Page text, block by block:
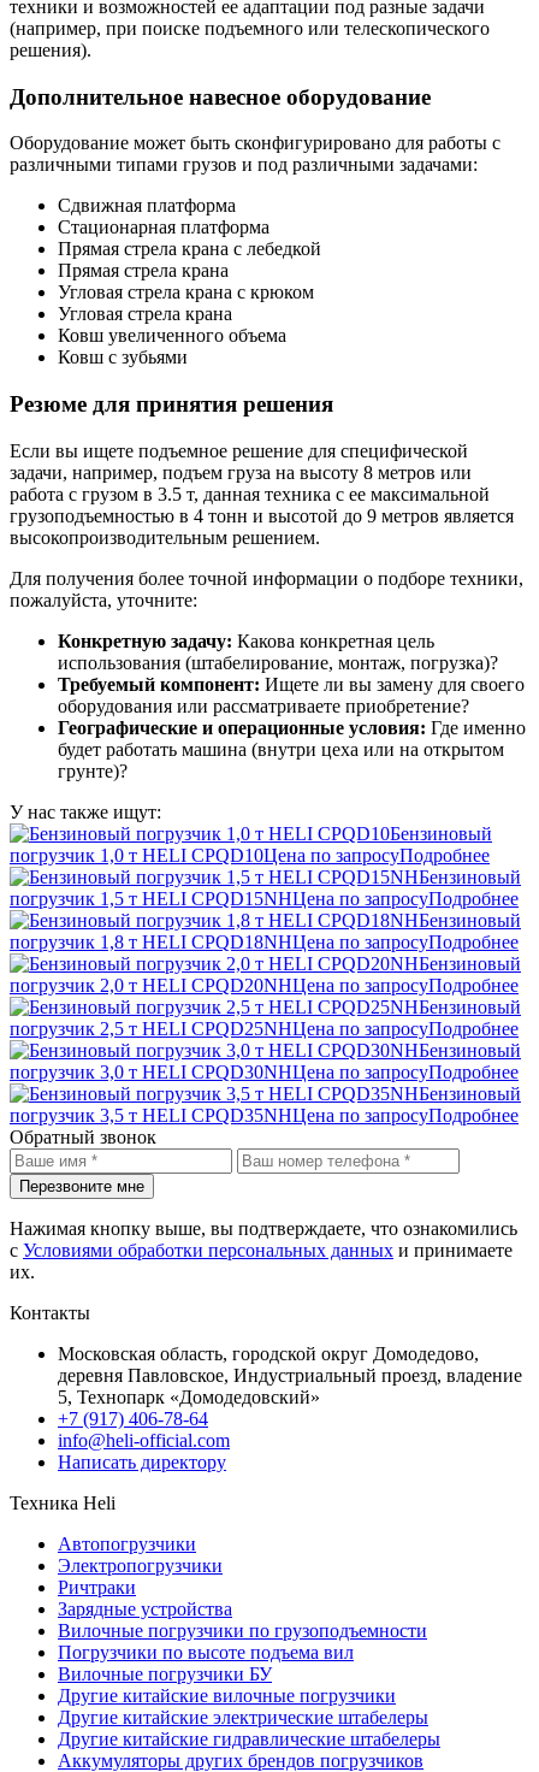
техники и возможностей ее адаптации под разные задачи
(например, при поиске подъемного или телескопического
решения).
Дополнительное навесное оборудование
Оборудование может быть сконфигурировано для работы с
различными типами грузов и под различными задачами:
Сдвижная платформа
Стационарная платформа
Прямая стрела крана с лебедкой
Прямая стрела крана
Угловая стрела крана с крюком
Угловая стрела крана
Ковш увеличенного объема
Ковш с зубьями
Резюме для принятия решения
Если вы ищете подъемное решение для специфической
задачи, например, подъем груза на высоту 8 метров или
работа с грузом в 3.5 т, данная техника с ее максимальной
грузоподъемностью в 4 тонн и высотой до 9 метров является
высокопроизводительным решением.
Для получения более точной информации о подборе техники,
пожалуйста, уточните:
Конкретную задачу: Какова конкретная цель
использования (штабелирование, монтаж, погрузка)?
Требуемый компонент: Ищете ли вы замену для своего
оборудования или рассматриваете приобретение?
Географические и операционные условия: Где именно
будет работать машина (внутри цеха или на открытом
грунте)?
У нас также ищут:
Бензиновый
погрузчик 1,0 т HELI CPQD10Цена по запросуПодробнее
Бензиновый
погрузчик 1,5 т HELI CPQD15NHЦена по запросуПодробнее
Бензиновый
погрузчик 1,8 т HELI CPQD18NHЦена по запросуПодробнее
Бензиновый
погрузчик 2,0 т HELI CPQD20NHЦена по запросуПодробнее
Бензиновый
погрузчик 2,5 т HELI CPQD25NHЦена по запросуПодробнее
Бензиновый
погрузчик 3,0 т HELI CPQD30NHЦена по запросуПодробнее
Бензиновый
погрузчик 3,5 т HELI CPQD35NHЦена по запросуПодробнее
Обратный звонок
Перезвоните мне
Нажимая кнопку выше, вы подтверждаете, что ознакомились
с Условиями обработки персональных данных и принимаете
их.
Контакты
Московская область, городской округ Домодедово,
деревня Павловское, Индустриальный проезд, владение
5, Технопарк «Домодедовский»
+7 (917) 406-78-64
info@heli-official.com
Написать директору
Техника Heli
Автопогрузчики
Электропогрузчики
Ричтраки
Зарядные устройства
Вилочные погрузчики по грузоподъемности
Погрузчики по высоте подъема вил
Вилочные погрузчики БУ
Другие китайские вилочные погрузчики
Другие китайские электрические штабелеры
Другие китайские гидравлические штабелеры
Аккумуляторы других брендов погрузчиков